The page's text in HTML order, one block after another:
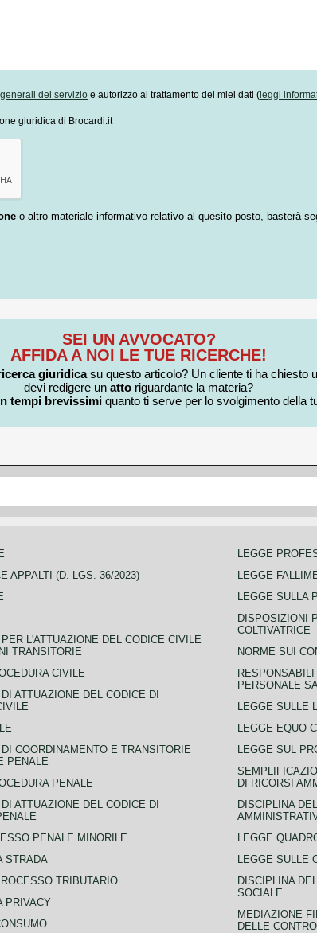
del servizio e autorizzo al trattamento dei miei dati (leggi
giuridica di Brocardi.it
o altro materiale informativo relativo al quesito posto, basterà
SEI UN AVVOCATO?
AFFIDA A NOI LE TUE RICERCHE!
giuridicasu questo articolo? Un cliente ti ha chiesto
devi redigere un atto riguardante la materia?
tempi brevissimi quanto ti serve per lo svolgimento della
APPALTI (D. LGS. 36/2023)
L'ATTUAZIONE DEL CODICE CIVILE
TRANSITORIE
CIVILE
ATTUAZIONE DEL CODICE DI
COORDINAMENTO E TRANSITORIE
PENALE
PENALE
ATTUAZIONE DEL CODICE DI
PENALE MINORILE
STRADA
TRIBUTARIO
PRIVACY
LEGGE
LEGGE
LEGGE SULLA
DISPOSIZIONI
COLTIVATRICE
NORME SUI
PERSONALE
LEGGE SULLE
LEGGE EQUO
LEGGE SUL
DI RICORSI
DISCIPLINA
LEGGE
LEGGE SULLE
DISCIPLINA
SOCIALE
MEDIAZIONE
DELLE